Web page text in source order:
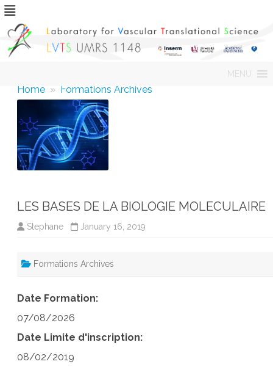
content
MENU
Home » Formations Archives
LES BASES DE LA BIOLOGIE MOLECULAIRE
Stephane January 16, 2019
Formations Archives
Date Formation:
07/08/2026
Date Limite d'inscription:
08/02/2019